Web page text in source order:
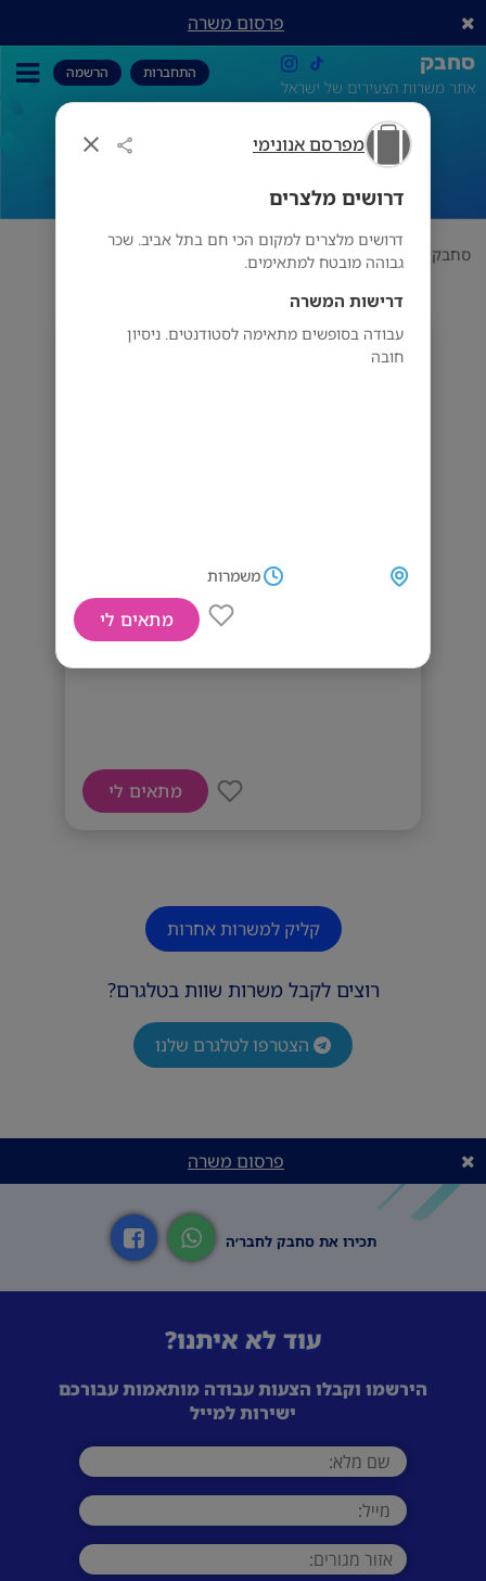
מפרסם אנונימי
דרושים מלצרים
דרושים מלצרים למקום הכי חם בתל אביב. שכר
גבוהה מובטח למתאימים.
דרישות המשרה
עבודה בסופשים מתאימה לסטודנטים. ניסיון
חובה
משמרות
מתאים לי
פרסום משרה
סחבק
אתר משרות הצעירים של ישראל
התחברות הרשמה
דרושים מלצרים
סחבק תחום מפרסם אנונימי דרושים מלצרים
מתאים לי
קליק למשרות אחרות
רוצים לקבל משרות שוות בטלגרם?
הצטרפו לטלגרם שלנו
פרסום משרה
תכירו את סחבק לחבר׳ה
עוד לא איתנו?
הירשמו וקבלו הצעות עבודה מותאמות עבורכם
ישירות למייל